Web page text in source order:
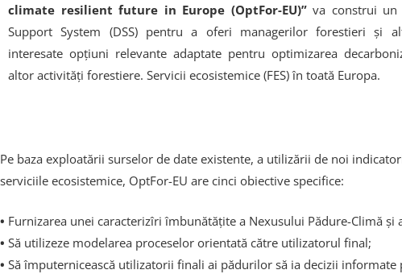
climate resilient future in Europe (OptFor-EU)”va construi un
Support System (DSS) pentru a oferi managerilor forestieri și
interesate opțiuni relevante adaptate pentru optimizarea
altor activități forestiere. Servicii ecosistemice (FES) în toată Europa.
Pe baza exploatării surselor de date existente, a utilizării de noi
serviciile ecosistemice, OptFor-EU are cinci obiective specifice:
• Furnizarea unei caracterizîri îmbunătățite a Nexusului Pădure-Climă și a
• Să utilizeze modelarea proceselor orientată către utilizatorul final;
• Să împuternicească utilizatorii finali ai pădurilor să ia decizii